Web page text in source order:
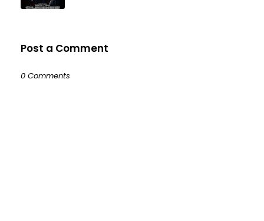
Post a Comment
0 Comments